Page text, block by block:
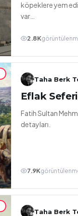
köpeklere yem
var…
2.8K
Taha Berk
Eflak
Fatih Sultan
detayları.
7.9K
Taha Berk